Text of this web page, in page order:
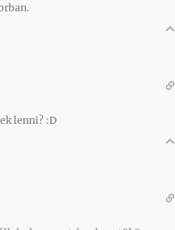
lenni? :D